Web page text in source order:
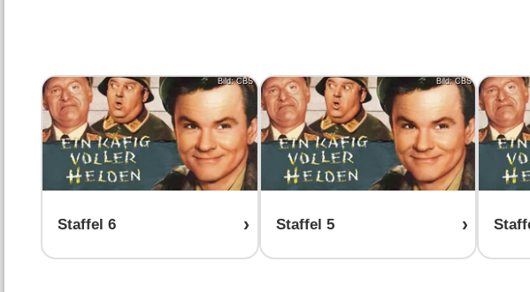
Bild: CBS
Staffel 6
Bild: CBS
Staffel 5